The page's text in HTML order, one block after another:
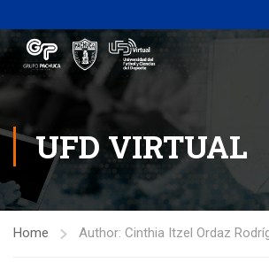
UFD VIRTUAL
Home Author: Cinthia Itzel Ordaz